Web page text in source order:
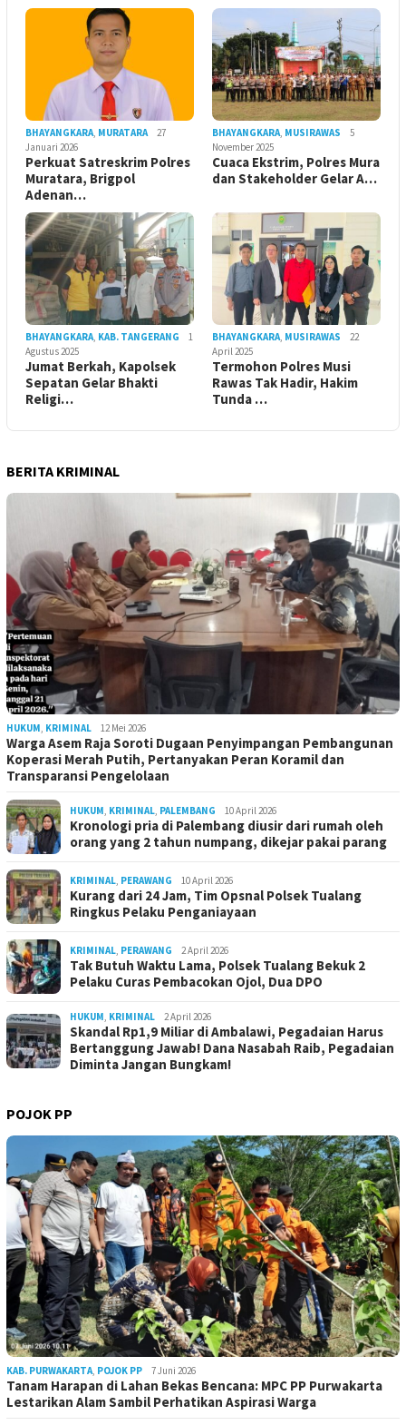
BHAYANGKARA MURATARA
27
Januari 2026
Perkuat Satreskrim Polres
Muratara, Brigpol
Adenan…
BHAYANGKARA MUSIRAWAS
5
November 2025
Cuaca Ekstrim, Polres Mura
dan Stakeholder Gelar A…
BHAYANGKARA KAB. TANGERANG
1
Agustus 2025
Jumat Berkah, Kapolsek
Sepatan Gelar Bhakti
Religi…
BHAYANGKARA MUSIRAWAS
22
April 2025
Termohon Polres Musi
Rawas Tak Hadir, Hakim
Tunda …
BERITA KRIMINAL
HUKUM KRIMINAL 12 Mei 2026
Warga Asem Raja Soroti Dugaan Penyimpangan Pembangunan
Koperasi Merah Putih, Pertanyakan Peran Koramil dan
Transparansi Pengelolaan
HUKUM KRIMINAL PALEMBANG 10 April 2026
Kronologi pria di Palembang diusir dari rumah oleh
orang yang 2 tahun numpang, dikejar pakai parang
KRIMINAL PERAWANG 10 April 2026
Kurang dari 24 Jam, Tim Opsnal Polsek Tualang
Ringkus Pelaku Penganiayaan
KRIMINAL PERAWANG 2 April 2026
Tak Butuh Waktu Lama, Polsek Tualang Bekuk 2
Pelaku Curas Pembacokan Ojol, Dua DPO
HUKUM KRIMINAL 2 April 2026
Skandal Rp1,9 Miliar di Ambalawi, Pegadaian Harus
Bertanggung Jawab! Dana Nasabah Raib, Pegadaian
Diminta Jangan Bungkam!
POJOK PP
KAB. PURWAKARTA POJOK PP 7 Juni 2026
Tanam Harapan di Lahan Bekas Bencana: MPC PP Purwakarta
Lestarikan Alam Sambil Perhatikan Aspirasi Warga